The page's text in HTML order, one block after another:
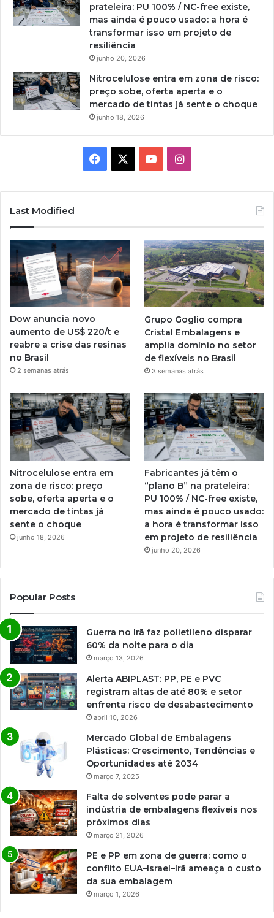
prateleira: PU 100% / NC-free existe,
mas ainda é pouco usado: a hora é
transformar isso em projeto de
resiliência
junho 20, 2026
Nitrocelulose entra em zona de risco:
preço sobe, oferta aperta e o
mercado de tintas já sente o choque
junho 18, 2026
Facebook YouTubeInstagram
Last Modified
Dow anuncia novo
aumento de US$ 220/t e
reabre a crise das resinas
no Brasil
2 semanas atrás
Grupo Goglio compra
Cristal Embalagens e
amplia domínio no setor
de flexíveis no Brasil
3 semanas atrás
Nitrocelulose entra em
zona de risco: preço
sobe, oferta aperta e o
mercado de tintas já
sente o choque
junho 18, 2026
Fabricantes já têm o
“plano B” na prateleira:
PU 100% / NC-free existe,
mas ainda é pouco usado:
a hora é transformar isso
em projeto de resiliência
junho 20, 2026
Popular Posts
Guerra no Irã faz polietileno disparar
60% da noite para o dia
março 13, 2026
Alerta ABIPLAST: PP, PE e PVC
registram altas de até 80% e setor
enfrenta risco de desabastecimento
abril 10, 2026
Mercado Global de Embalagens
Plásticas: Crescimento, Tendências e
Oportunidades até 2034
março 7, 2025
Falta de solventes pode parar a
indústria de embalagens flexíveis nos
próximos dias
março 21, 2026
PE e PP em zona de guerra: como o
conflito EUA–Israel–Irã ameaça o custo
da sua embalagem
março 1, 2026